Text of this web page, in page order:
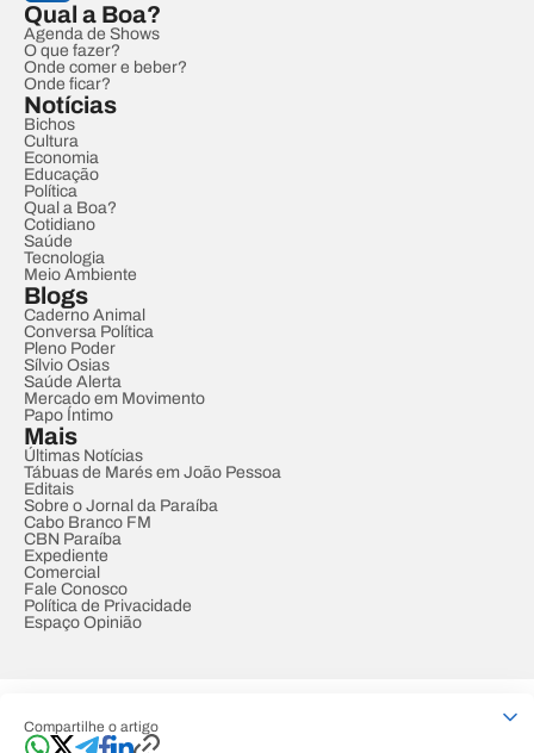
Compartilhe o artigo
Qual a Boa?
Agenda de Shows
O que fazer?
Onde comer e beber?
Onde ficar?
Notícias
Bichos
Cultura
Economia
Educação
Política
Qual a Boa?
Cotidiano
Saúde
Tecnologia
Meio Ambiente
Blogs
Caderno Animal
Conversa Política
Pleno Poder
Sílvio Osias
Saúde Alerta
Mercado em Movimento
Papo Íntimo
Mais
Últimas Notícias
Tábuas de Marés em João Pessoa
Editais
Sobre o Jornal da Paraíba
Cabo Branco FM
CBN Paraíba
Expediente
Comercial
Fale Conosco
Política de Privacidade
Espaço Opinião